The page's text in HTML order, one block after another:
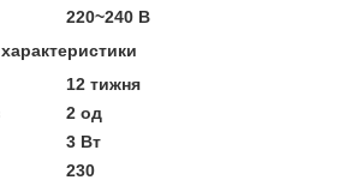
220~240 В
12 тижня
2 од
3 Вт
230